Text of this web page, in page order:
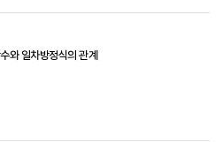
일차방정식의 관계